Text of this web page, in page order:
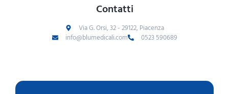
Contatti
Via G. Orsi, 32 - 29122, Piacenza
info@blumedicali.com
0523 590689